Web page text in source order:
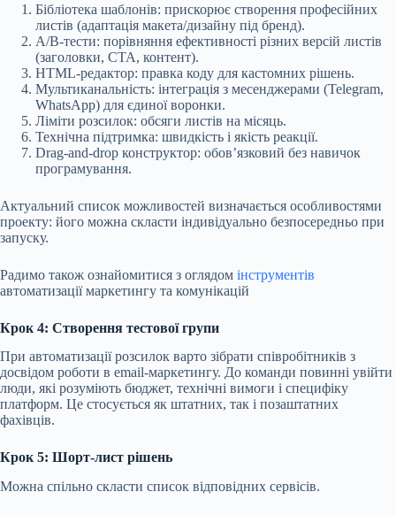
Бібліотека шаблонів: прискорює створення професійних
листів (адаптація макета/дизайну під бренд).
A/B-тести: порівняння ефективності різних версій листів
(заголовки, CTA, контент).
HTML-редактор: правка коду для кастомних рішень.
Мультиканальність: інтеграція з месенджерами (Telegram,
WhatsApp) для єдиної воронки.
Ліміти розсилок: обсяги листів на місяць.
Технічна підтримка: швидкість і якість реакції.
Drag-and-drop конструктор: обов’язковий без навичок
програмування.
Актуальний список можливостей визначається особливостями
проекту: його можна скласти індивідуально безпосередньо при
запуску.
Радимо також ознайомитися з оглядом інструментів
автоматизації маркетингу та комунікацій
Крок 4: Створення тестової групи
При автоматизації розсилок варто зібрати співробітників з
досвідом роботи в email-маркетингу. До команди повинні увійти
люди, які розуміють бюджет, технічні вимоги і специфіку
платформ. Це стосується як штатних, так і позаштатних
фахівців.
Крок 5: Шорт-лист рішень
Можна спільно скласти список відповідних сервісів.